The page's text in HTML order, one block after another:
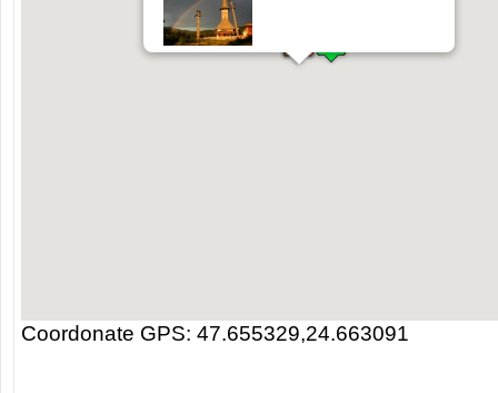
Coordonate GPS: 47.655329,24.663091